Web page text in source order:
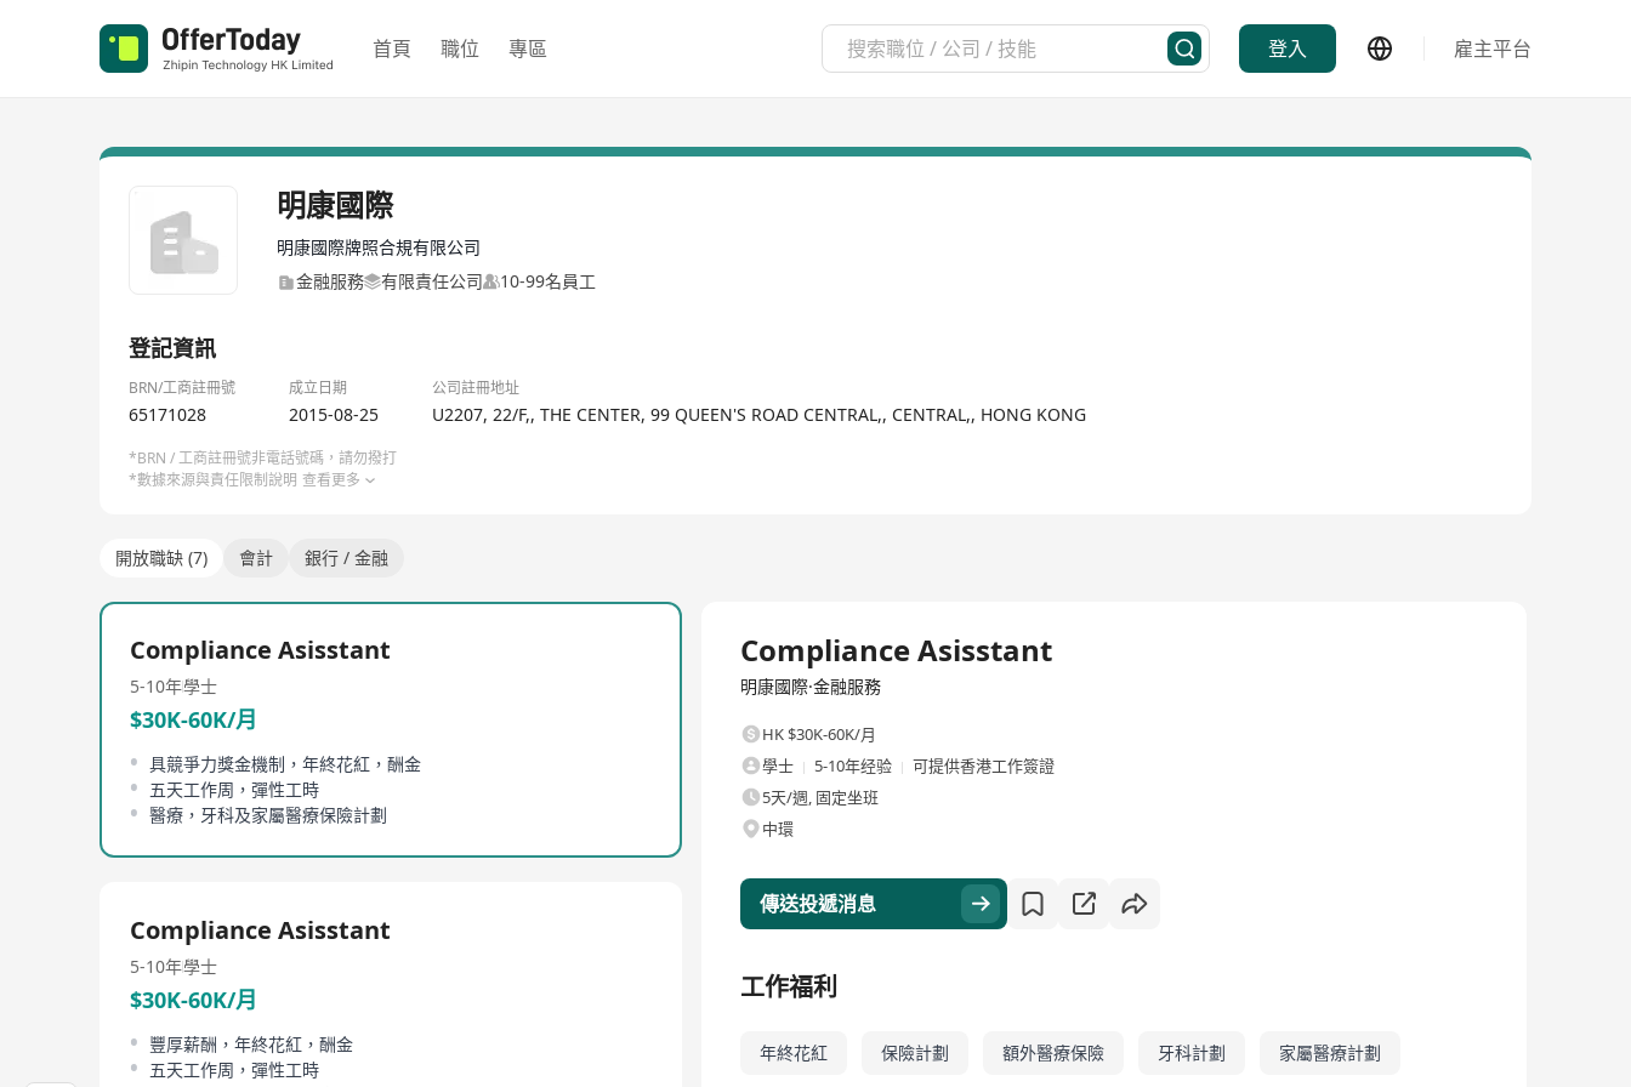
首頁 職位 專區 登入 雇主平台
明康國際
明康國際牌照合規有限公司
金融服務
有限責任公司 10-99名員工
登記資訊
BRN/工商註冊號 成立日期 公司註冊地址
65171028 2015-08-25 U2207, 22/F,, THE CENTER, 99 QUEEN'S ROAD CENTRAL,, CENTRAL,, HONG KONG
*BRN / 工商註冊號非電話號碼，請勿撥打
*數據來源與責任限制說明 查看更多
開放職缺 (7) 會計 銀行 / 金融
Compliance Asisstant
5-10年學士
$30K-60K/月
具競爭力獎金機制，年終花紅，酬金
五天工作周，彈性工時
醫療，牙科及家屬醫療保險計劃
Compliance Asisstant
5-10年學士
$30K-60K/月
豐厚薪酬，年終花紅，酬金
五天工作周，彈性工時
Compliance Asisstant
明康國際·金融服務
HK $30K-60K/月
學士
5-10年经验
可提供香港工作簽證
5天/週, 固定坐班
中環
傳送投遞消息
工作福利
年終花紅 保險計劃 額外醫療保險 牙科計劃 家屬醫療計劃